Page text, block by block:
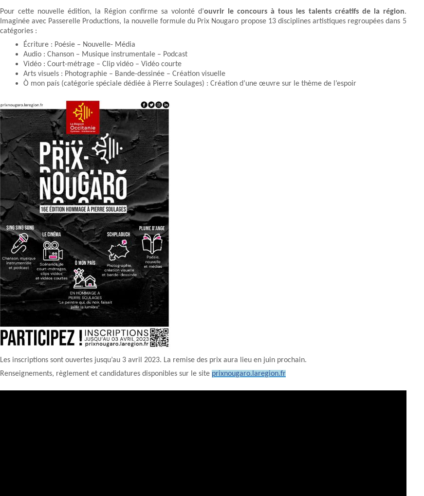
Pour cette nouvelle édition, la Région confirme sa volonté d’ouvrir le concours à tous les talents créatifs de la région.
Imaginée avec Passerelle Productions, la nouvelle formule du Prix Nougaro propose 13 disciplines artistiques regroupées dans 5
catégories :
Écriture : Poésie – Nouvelle- Média
Audio : Chanson – Musique instrumentale – Podcast
Vidéo : Court-métrage – Clip vidéo – Vidéo courte
Arts visuels : Photographie – Bande-dessinée – Création visuelle
Ò mon país (catégorie spéciale dédiée à Pierre Soulages) : Création d’une œuvre sur le thème de l’espoir
Les inscriptions sont ouvertes jusqu’au 3 avril 2023. La remise des prix aura lieu en juin prochain.
Renseignements, règlement et candidatures disponibles sur le site prixnougaro.laregion.fr